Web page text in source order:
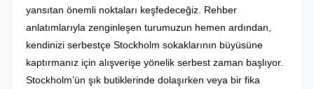
yansıtan önemli noktaları keşfedeceğiz. Rehber
anlatımlarıyla zenginleşen turumuzun hemen ardından,
kendinizi serbestçe Stockholm sokaklarının büyüsüne
kaptırmanız için alışverişe yönelik serbest zaman başlıyor.
Stockholm’ün şık butiklerinde dolaşırken veya bir fika